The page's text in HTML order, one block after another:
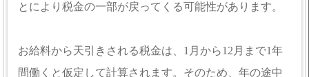
とにより税金の一部が戻ってくる可能性があります。
お給料から天引きされる税金は、1月から12月まで1年
間働くと仮定して計算されます。そのため、年の途中